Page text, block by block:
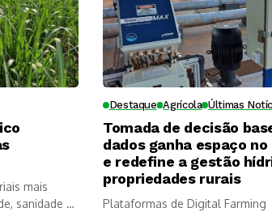
mais
sanidade e
Destaque Agrícola Últimas
Tomada de decisão
dados ganha espaço
e redefine a gestão
propriedades rurais
Plataformas de Digital Farming